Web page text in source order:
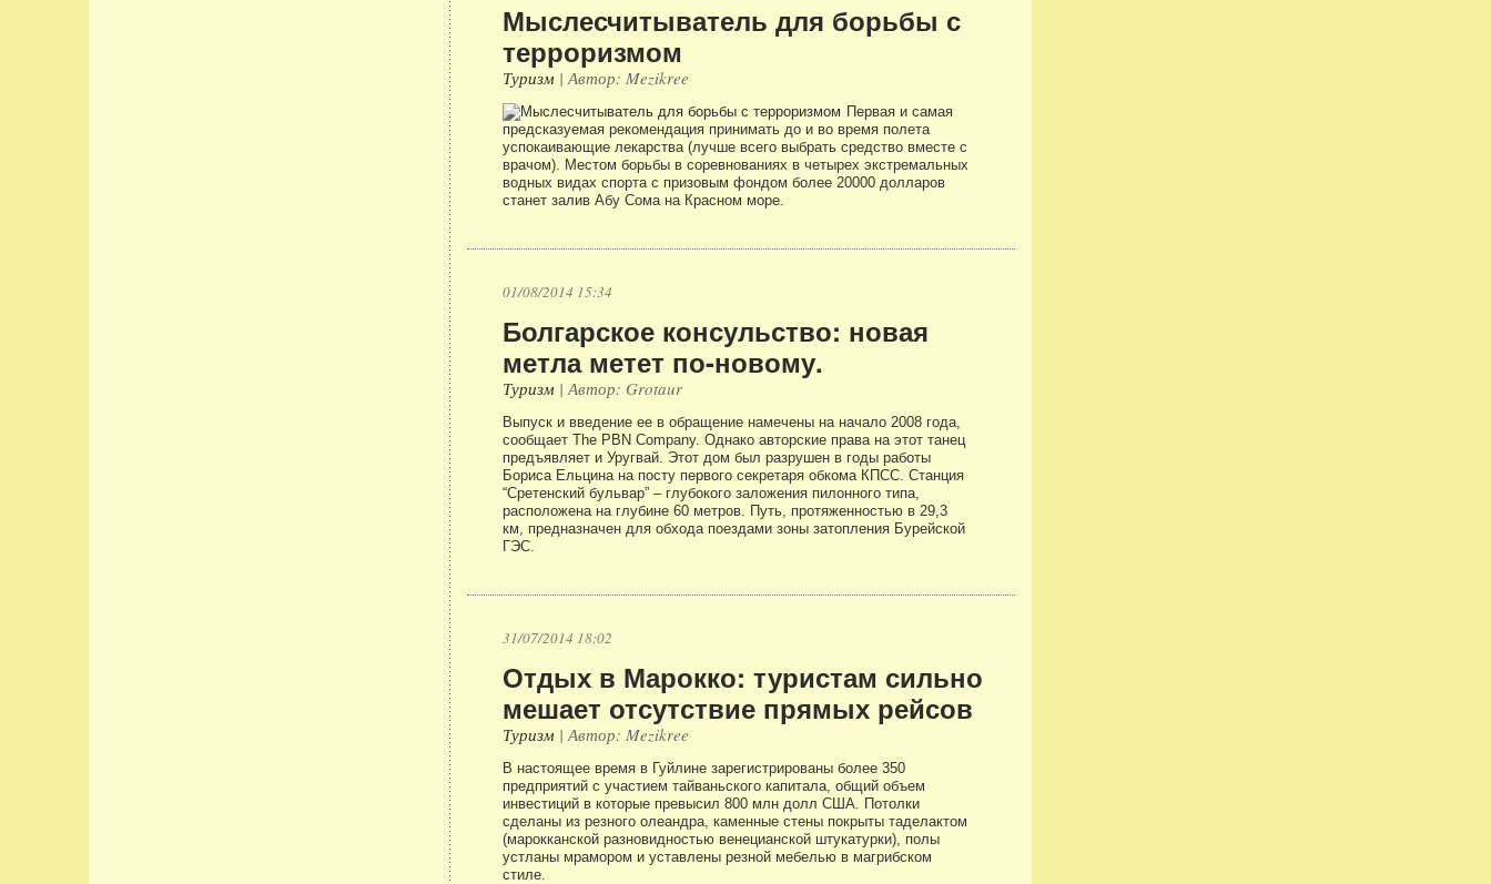
Мыслесчитыватель для борьбы с
терроризмом
Туризм | Автор: Mezikree
Первая и самая
предсказуемая рекомендация принимать до и во время полета
успокаивающие лекарства (лучше всего выбрать средство вместе с
врачом). Местом борьбы в соревнованиях в четырех экстремальных
водных видах спорта с призовым фондом более 20000 долларов
станет залив Абу Сома на Красном море.
01/08/2014 15:34
Болгарское консульство: новая
метла метет по-новому.
Туризм | Автор: Grotaur
Выпуск и введение ее в обращение намечены на начало 2008 года,
сообщает The PBN Company. Однако авторские права на этот танец
предъявляет и Уругвай. Этот дом был разрушен в годы работы
Бориса Ельцина на посту первого секретаря обкома КПСС. Станция
“Сретенский бульвар” – глубокого заложения пилонного типа,
расположена на глубине 60 метров. Путь, протяженностью в 29,3
км, предназначен для обхода поездами зоны затопления Бурейской
ГЭС.
31/07/2014 18:02
Отдых в Марокко: туристам сильно
мешает отсутствие прямых рейсов
Туризм | Автор: Mezikree
В настоящее время в Гуйлине зарегистрированы более 350
предприятий с участием тайваньского капитала, общий объем
инвестиций в которые превысил 800 млн долл США. Потолки
сделаны из резного олеандра, каменные стены покрыты таделактом
(марокканской разновидностью венецианской штукатурки), полы
устланы мрамором и уставлены резной мебелью в магрибском
стиле.